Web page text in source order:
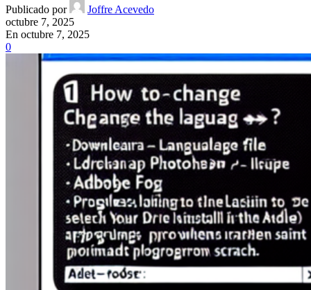
Publicado por
Joffre Acevedo
octubre 7, 2025
En octubre 7, 2025
0